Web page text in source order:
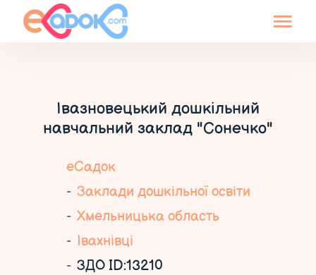
Івазновецький дошкільний
навчальний заклад "Сонечко"
еСадок
Заклади дошкільної освіти
Хмельницька область
Івахнівці
ЗДО ID:13210